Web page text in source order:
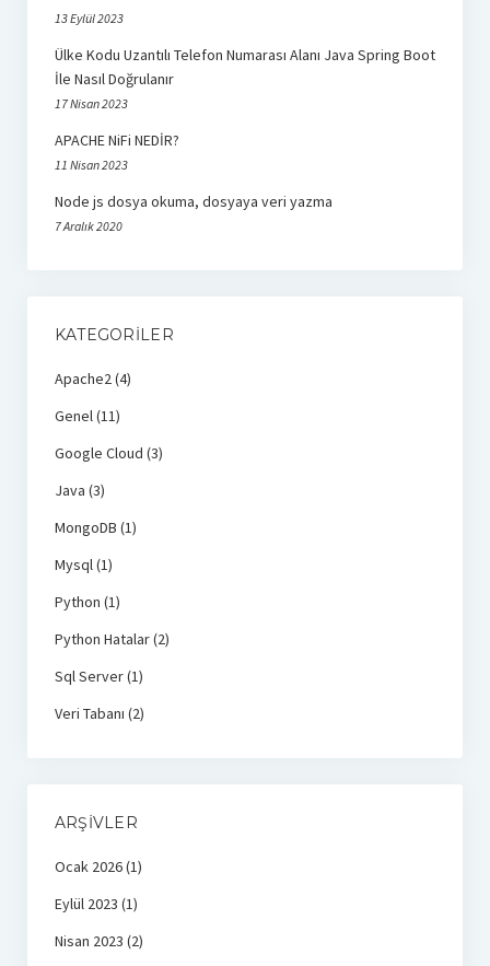
13 Eylül 2023
Ülke Kodu Uzantılı Telefon Numarası Alanı Java Spring Boot
İle Nasıl Doğrulanır
17 Nisan 2023
APACHE NiFi NEDİR?
11 Nisan 2023
Node js dosya okuma, dosyaya veri yazma
7 Aralık 2020
KATEGORILER
Apache2 (4)
Genel (11)
Google Cloud (3)
Java (3)
MongoDB (1)
Mysql (1)
Python (1)
Python Hatalar(2)
Sql Server(1)
Veri Tabanı (2)
ARŞIVLER
Ocak 2026(1)
Eylül 2023 (1)
Nisan 2023 (2)